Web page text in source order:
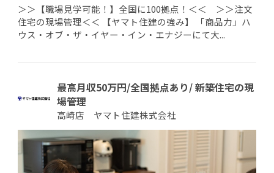
＞＞【職場見学可能！】全国に100拠点！＜＜ ＞＞注文
住宅の現場管理＜＜ 【ヤマト住建の強み】 「商品力」ハ
ウス・オブ・ザ・イヤー・イン・エナジーにて大...
最高月収50万円/全国拠点あり/ 新築住宅の現
場管理
高崎店 ヤマト住建株式会社